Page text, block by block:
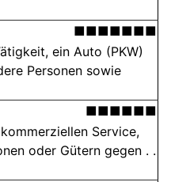
■■■■■■■
ein Auto (PKW)
Personen sowie
■■■■■■
Service,
oder Gütern gegen . .